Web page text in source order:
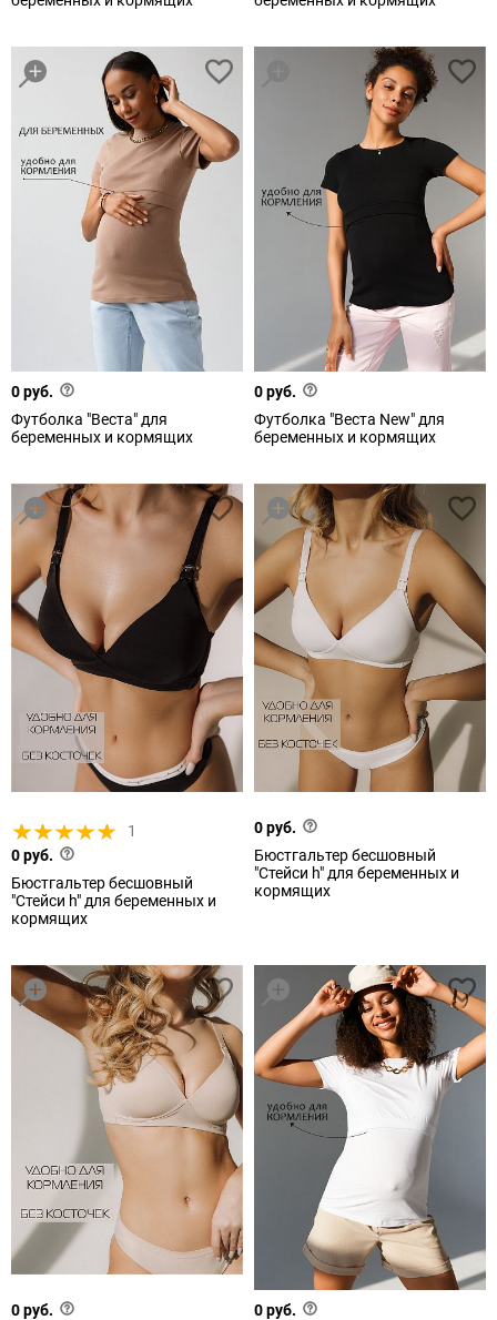
0 руб.
Футболка "Веста" для
беременных и кормящих
0 руб.
Футболка "Веста New" для
беременных и кормящих
1
0 руб.
Бюстгальтер бесшовный
"Стейси h" для беременных и
кормящих
0 руб.
Бюстгальтер бесшовный
"Стейси h" для беременных и
кормящих
0 руб.
0 руб.